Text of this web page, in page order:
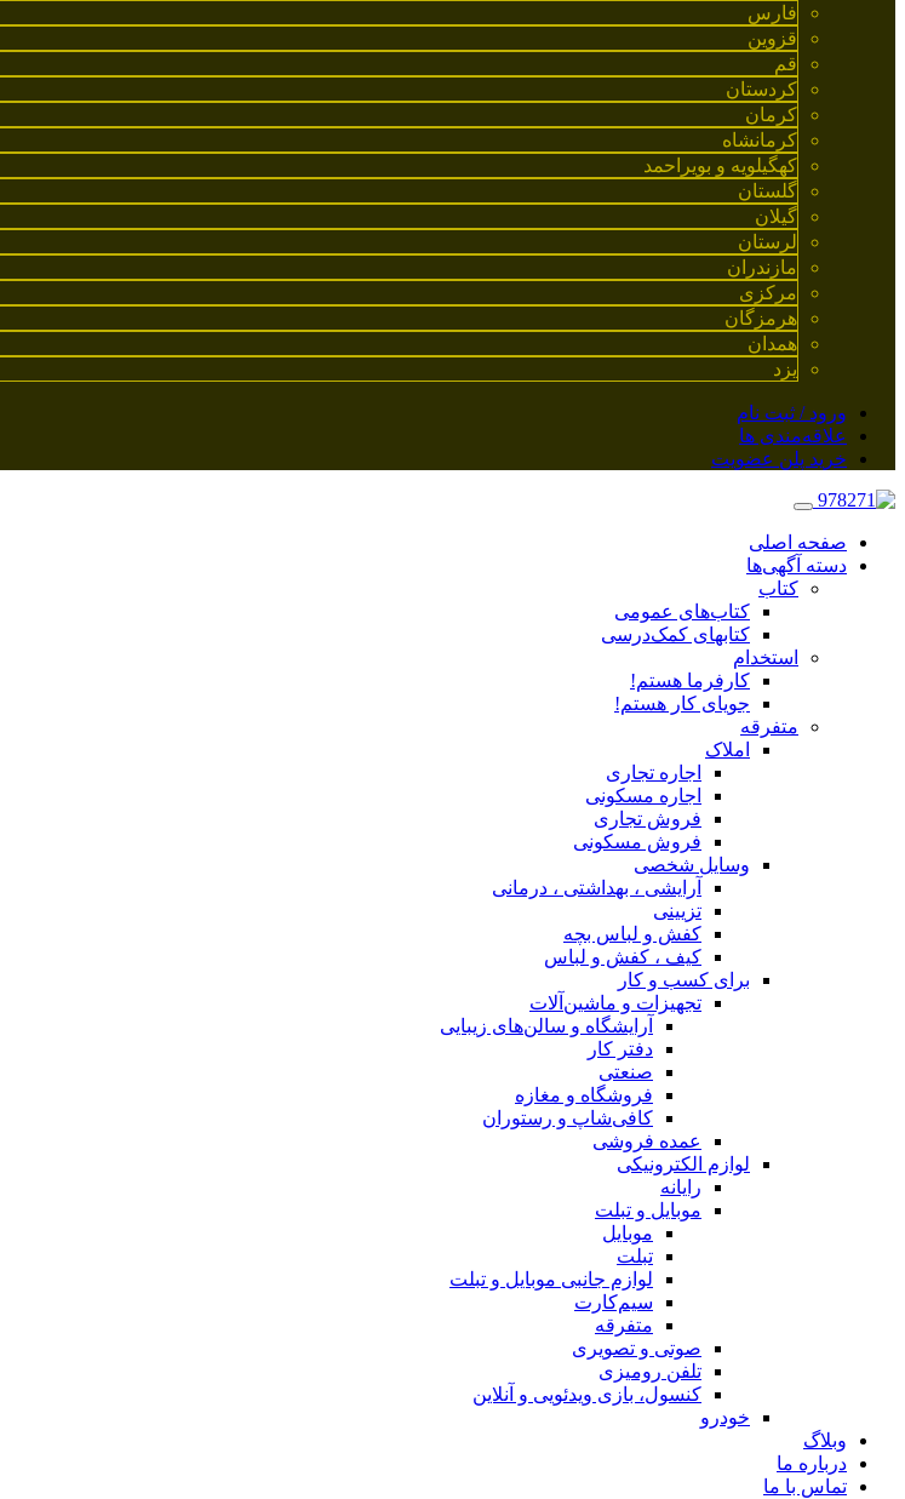
فارس
قزوین
قم
کردستان
کرمان
کرمانشاه
کهگیلویه و بویراحمد
گلستان
گیلان
لرستان
مازندران
مرکزی
هرمزگان
همدان
یزد
ورود / ثبت نام
علاقه‌مندی ها
خرید پلن عضویت
صفحه اصلی
دسته آگهی‌ها
کتاب
کتاب‌های عمومی
کتابهای کمک‌درسی
استخدام
کارفرما هستم!
جویای کار هستم!
متفرقه
املاک
اجاره تجاری
اجاره مسکونی
فروش تجاری
فروش مسکونی
وسایل شخصی
آرایشی ، بهداشتی ، درمانی
تزیینی
کفش و لباس بچه
کیف ، کفش و لباس
برای کسب و کار
تجهیزات و ماشین‌آلات
آرایشگاه و سالن‌های زیبایی
دفتر کار
صنعتی
فروشگاه و مغازه
کافی‌شاپ و رستوران
عمده فروشی
لوازم الکترونیکی
رایانه
موبایل و تبلت
موبایل
تبلت
لوازم جانبی موبایل و تبلت
سیم‌کارت
متفرقه
صوتی و تصویری
تلفن رومیزی
کنسول، بازی‌ ویدئویی و آنلاین
خودرو
وبلاگ
درباره ما
تماس با ما